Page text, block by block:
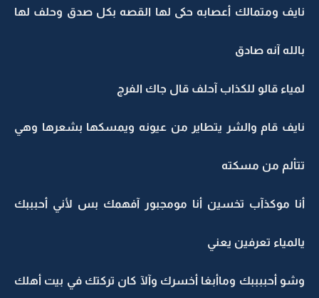
نايف ومتمالك أعصابه حكى لها القصه بكل صدق وحلف لها
بالله آنه صادق
لمياء قالو للكذاب آحلف قال جاك الفرج
نايف قام والشر يتطاير من عيونه ويمسكها بشعرها وهي
تتألم من مسكته
أنا موكذآب تخسين أنا مومجبور آفهمك بس لأني أحبببك
يالمياء تعرفين يعني
وشو أحببببك وماأبغا أخسرك وآلآ كان تركتك في بيت أهلك